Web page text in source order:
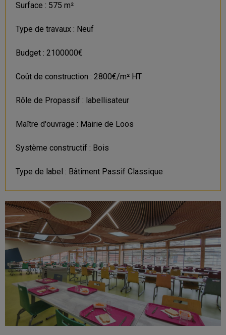
Surface : 575 m²
Type de travaux : Neuf
Budget : 2100000€
Coût de construction : 2800€/m² HT
Rôle de Propassif : labellisateur
Maître d'ouvrage : Mairie de Loos
Système constructif : Bois
Type de label : Bâtiment Passif Classique